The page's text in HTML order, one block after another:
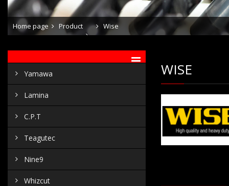
Home page Product Wise
Yamawa
Lamina
C.P.T
Teagutec
Nine9
Whizcut
WISE